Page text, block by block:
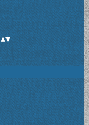
▴▾